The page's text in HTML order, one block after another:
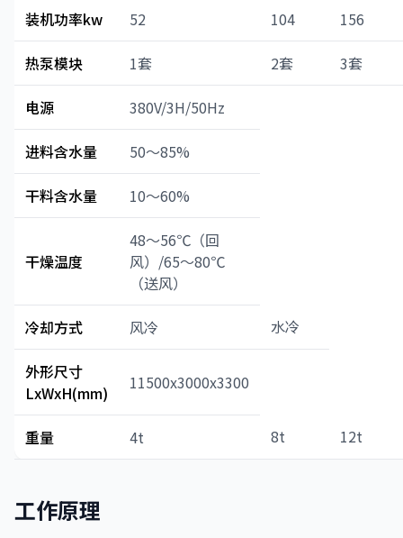
装机功率kw 52 104 156
热泵模块 1套 2套 3套
电源 380V/3H/50Hz
进料含水量 50～85%
干料含水量 10～60%
干燥温度
48～56℃（回
风）/65～80℃
（送风）
冷却方式 风冷 水冷
外形尺寸
LxWxH(mm)
11500x3000x3300
重量 4t 8t 12t
工作原理